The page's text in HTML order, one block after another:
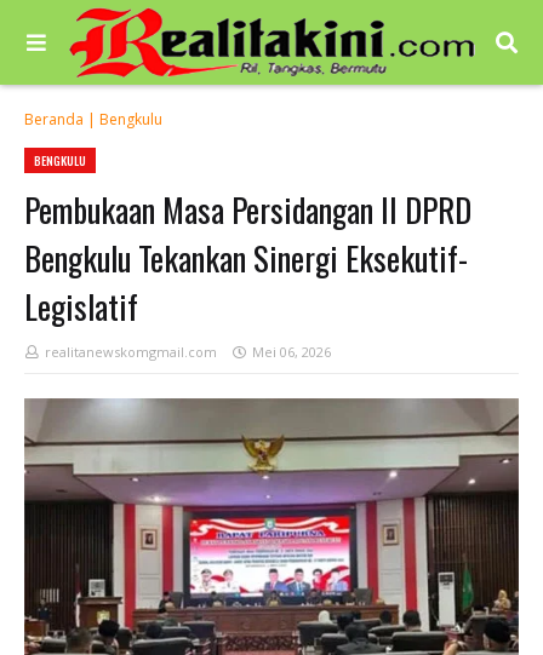
Beranda | Bengkulu
BENGKULU
Pembukaan Masa Persidangan II DPRD
Bengkulu Tekankan Sinergi Eksekutif-
Legislatif
realitanewskomgmail.com Mei 06, 2026